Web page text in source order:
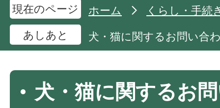
現在のページ ホーム
くらし・手続
あしあと
犬・猫に関するお問い合
犬・猫に関するお